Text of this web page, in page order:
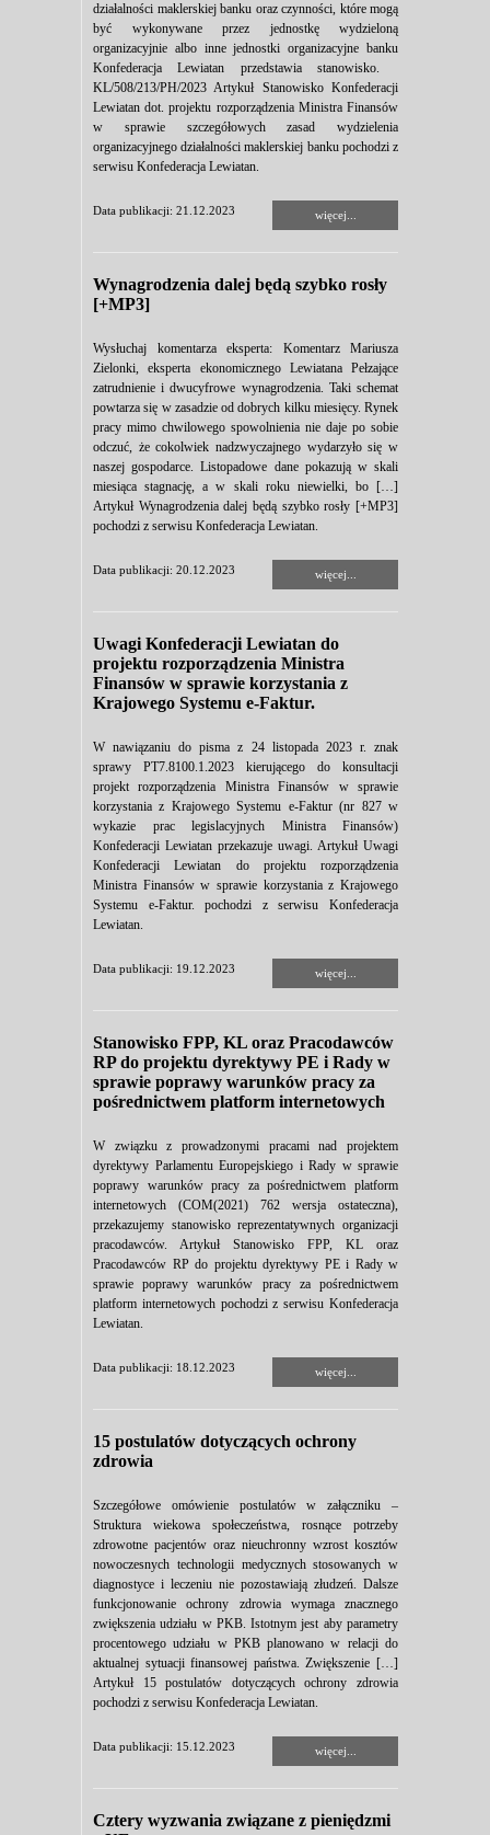
działalności maklerskiej banku oraz czynności, które mogą
być wykonywane przez jednostkę wydzieloną
organizacyjnie albo inne jednostki organizacyjne banku
Konfederacja Lewiatan przedstawia stanowisko.
KL/508/213/PH/2023 Artykuł Stanowisko Konfederacji
Lewiatan dot. projektu rozporządzenia Ministra Finansów
w sprawie szczegółowych zasad wydzielenia
organizacyjnego działalności maklerskiej banku pochodzi z
serwisu Konfederacja Lewiatan.
Data publikacji: 21.12.2023 więcej...
Wynagrodzenia dalej będą szybko rosły
[+MP3]
Wysłuchaj komentarza eksperta: Komentarz Mariusza
Zielonki, eksperta ekonomicznego Lewiatana Pełzające
zatrudnienie i dwucyfrowe wynagrodzenia. Taki schemat
powtarza się w zasadzie od dobrych kilku miesięcy. Rynek
pracy mimo chwilowego spowolnienia nie daje po sobie
odczuć, że cokolwiek nadzwyczajnego wydarzyło się w
naszej gospodarce. Listopadowe dane pokazują w skali
miesiąca stagnację, a w skali roku niewielki, bo […]
Artykuł Wynagrodzenia dalej będą szybko rosły [+MP3]
pochodzi z serwisu Konfederacja Lewiatan.
Data publikacji: 20.12.2023 więcej...
Uwagi Konfederacji Lewiatan do
projektu rozporządzenia Ministra
Finansów w sprawie korzystania z
Krajowego Systemu e-Faktur.
W nawiązaniu do pisma z 24 listopada 2023 r. znak
sprawy PT7.8100.1.2023 kierującego do konsultacji
projekt rozporządzenia Ministra Finansów w sprawie
korzystania z Krajowego Systemu e-Faktur (nr 827 w
wykazie prac legislacyjnych Ministra Finansów)
Konfederacji Lewiatan przekazuje uwagi. Artykuł Uwagi
Konfederacji Lewiatan do projektu rozporządzenia
Ministra Finansów w sprawie korzystania z Krajowego
Systemu e-Faktur. pochodzi z serwisu Konfederacja
Lewiatan.
Data publikacji: 19.12.2023 więcej...
Stanowisko FPP, KL oraz Pracodawców
RP do projektu dyrektywy PE i Rady w
sprawie poprawy warunków pracy za
pośrednictwem platform internetowych
W związku z prowadzonymi pracami nad projektem
dyrektywy Parlamentu Europejskiego i Rady w sprawie
poprawy warunków pracy za pośrednictwem platform
internetowych (COM(2021) 762 wersja ostateczna),
przekazujemy stanowisko reprezentatywnych organizacji
pracodawców. Artykuł Stanowisko FPP, KL oraz
Pracodawców RP do projektu dyrektywy PE i Rady w
sprawie poprawy warunków pracy za pośrednictwem
platform internetowych pochodzi z serwisu Konfederacja
Lewiatan.
Data publikacji: 18.12.2023 więcej...
15 postulatów dotyczących ochrony
zdrowia
Szczegółowe omówienie postulatów w załączniku –
Struktura wiekowa społeczeństwa, rosnące potrzeby
zdrowotne pacjentów oraz nieuchronny wzrost kosztów
nowoczesnych technologii medycznych stosowanych w
diagnostyce i leczeniu nie pozostawiają złudzeń. Dalsze
funkcjonowanie ochrony zdrowia wymaga znacznego
zwiększenia udziału w PKB. Istotnym jest aby parametry
procentowego udziału w PKB planowano w relacji do
aktualnej sytuacji finansowej państwa. Zwiększenie […]
Artykuł 15 postulatów dotyczących ochrony zdrowia
pochodzi z serwisu Konfederacja Lewiatan.
Data publikacji: 15.12.2023 więcej...
Cztery wyzwania związane z pieniędzmi